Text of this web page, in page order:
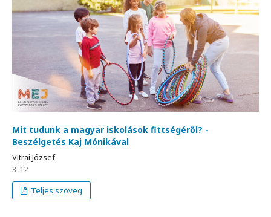
Mit tudunk a magyar iskolások fittségéről? -
Beszélgetés Kaj Mónikával
Vitrai József
3-12
Teljes szöveg